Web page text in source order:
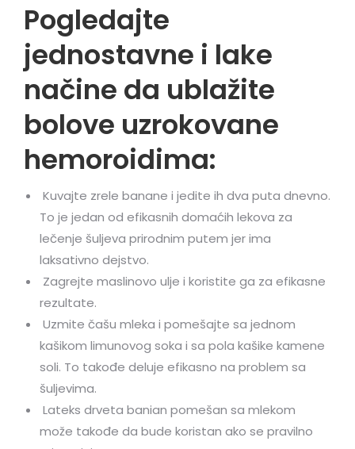
Pogledajte
jednostavne i lake
načine da ublažite
bolove uzrokovane
hemoroidima:
Kuvajte zrele banane i jedite ih dva puta dnevno.
To je jedan od efikasnih domaćih lekova za
lečenje šuljeva prirodnim putem jer ima
laksativno dejstvo.
Zagrejte maslinovo ulje i koristite ga za efikasne
rezultate.
Uzmite čašu mleka i pomešajte sa jednom
kašikom limunovog soka i sa pola kašike kamene
soli. To takođe deluje efikasno na problem sa
šuljevima.
Lateks drveta banian pomešan sa mlekom
može takođe da bude koristan ako se pravilno